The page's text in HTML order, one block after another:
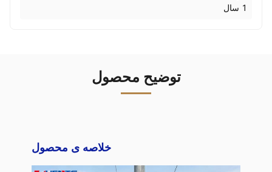
1 سال
توضیح محصول
خلاصه ی محصول